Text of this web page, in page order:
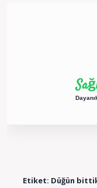
Etiket: Düğün